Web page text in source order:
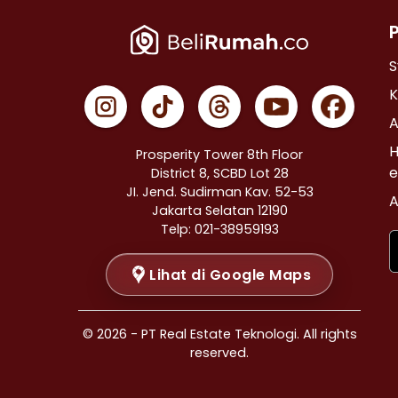
Properti Dijual di Johar Baru >
Properti Dijual di Menteng >
Properti Dijual di Tanah Abang >
Properti Dijual di Kramat >
Properti Dijual di Bendungan Hilir >
Properti Dijual di Jakarta Selatan >
Properti Dijual di Cilandak >
Properti Dijual di Gandaria Selatan >
Properti Dijual di Cipete Selatan >
Properti Dijual di Lenteng Agung >
Properti Dijual di Pondok Pinang >
Properti Dijual di Kebayoran Baru >
Properti Dijual di Mampang Prapatan >
Prosperity Tower 8th Floor
District 8, SCBD Lot 28
JI. Jend. Sudirman Kav. 52-53
Jakarta Selatan 12190
Telp: 021-38959193
Lihat di Google Maps
© 2026 - PT Real Estate Teknologi. All rights
reserved.